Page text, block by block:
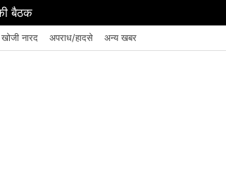
बैठक
खोजी नारद अपराध/हादसे अन्य खबर